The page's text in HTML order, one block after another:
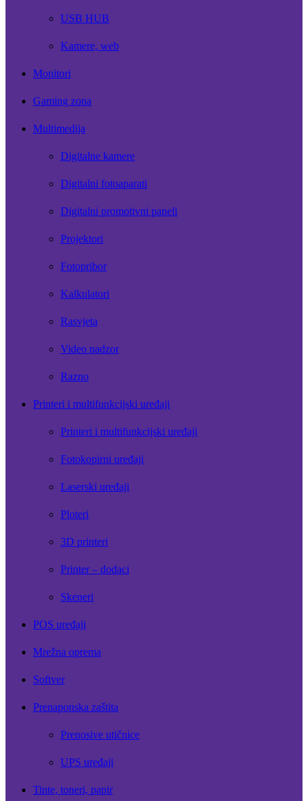
USB HUB
Kamere, web
Monitori
Gaming zona
Multimedija
Digitalne kamere
Digitalni fotoaparati
Digitalni promotivni paneli
Projektori
Fotopribor
Kalkulatori
Rasvjeta
Video nadzor
Razno
Printeri i multifunkcijski uređaji
Printeri i multifunkcijski uređaji
Fotokopirni uređaji
Laserski uređaji
Ploteri
3D printeri
Printer – dodaci
Skeneri
POS uređaji
Mrežna oprema
Softver
Prenaponska zaštita
Prenosive utičnice
UPS uređaji
Tinte, toneri, papir